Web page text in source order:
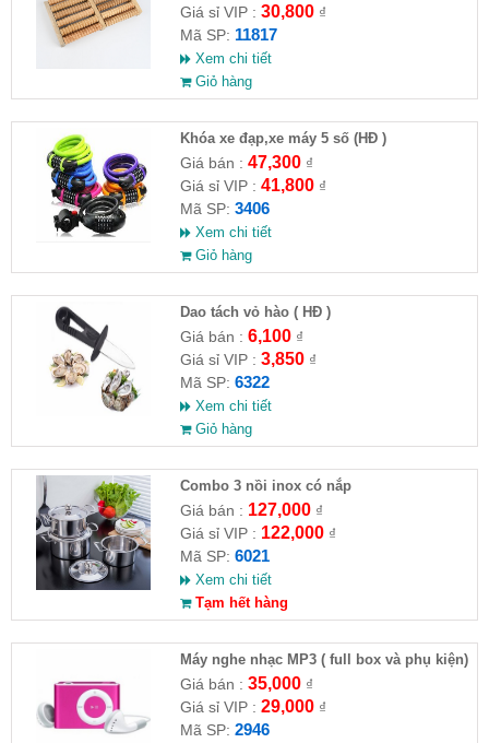
Giá sỉ VIP : 30,800₫
Mã SP: 11817
Xem chi tiết
Giỏ hàng
Khóa xe đạp,xe máy 5 số (HĐ )
Giá bán : 47,300₫
Giá sỉ VIP : 41,800₫
Mã SP: 3406
Xem chi tiết
Giỏ hàng
Dao tách vỏ hào ( HĐ )
Giá bán : 6,100₫
Giá sỉ VIP : 3,850₫
Mã SP: 6322
Xem chi tiết
Giỏ hàng
Combo 3 nồi inox có nắp
Giá bán : 127,000₫
Giá sỉ VIP : 122,000₫
Mã SP: 6021
Xem chi tiết
Tạm hết hàng
Máy nghe nhạc MP3 ( full box và phụ kiện)
Giá bán : 35,000₫
Giá sỉ VIP : 29,000₫
Mã SP: 2946